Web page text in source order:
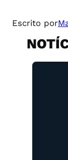
Escrito por